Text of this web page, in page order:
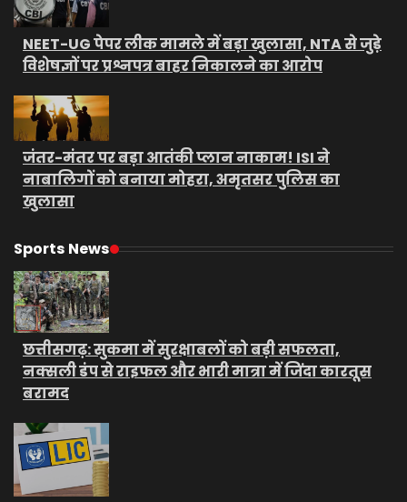
NEET-UG पेपर लीक मामले में बड़ा खुलासा, NTA से जुड़े
विशेषज्ञों पर प्रश्नपत्र बाहर निकालने का आरोप
जंतर-मंतर पर बड़ा आतंकी प्लान नाकाम! ISI ने
नाबालिगों को बनाया मोहरा, अमृतसर पुलिस का
खुलासा
Sports News
छत्तीसगढ़: सुकमा में सुरक्षाबलों को बड़ी सफलता,
नक्सली डंप से राइफल और भारी मात्रा में जिंदा कारतूस
बरामद